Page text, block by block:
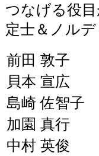
つなげる役
定士＆ノル
前田 敦子
貝本 宣広
島崎 佐智子
加園 真行
中村 英俊